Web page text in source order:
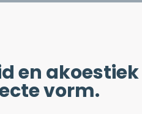
en akoestiek
vorm.